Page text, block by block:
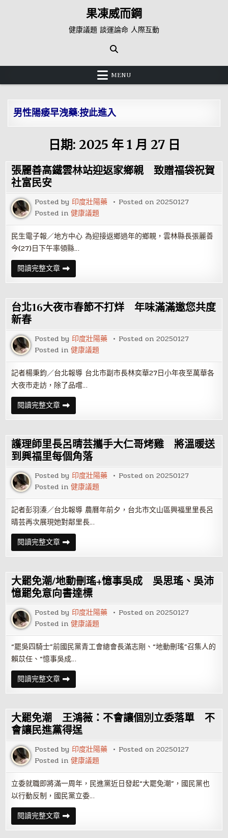
果凍威而鋼
健康議題 談運論命 人際互動
MENU
男性陽痿早洩藥:按此進入
日期: 2025 年 1 月 27 日
張麗善高鐵雲林站迎返家鄉親 致贈福袋祝賀
社富民安
Posted by 印度壯陽藥 Posted on20250127
Posted in健康議題
民生電子報／地方中心 為迎接返鄉過年的鄉親，雲林縣長張麗善
今(27)日下午率領縣…
閱讀完整文章張
麗
善
鐵
雲
林
返
家
鄉
親
致
贈
福
袋
祝
賀
社
富
民
台北16大夜市春節不打烊 年味滿滿邀您共度
新春
Posted by 印度壯陽藥 Posted on20250127
Posted in健康議題
記者楊秉鈞／台北報導 台北市副市長林奕華27日小年夜至萬華各
大夜市走訪，除了品嚐…
閱讀完整文章台
北
16
夜
市
春
節
不
打
烊
年
味
滿
滿
邀
您
共
度
新
春
護理師里長呂晴芸攜手大仁哥烤雞 將溫暖送
到興福里每個角落
Posted by 印度壯陽藥 Posted on20250127
Posted in健康議題
記者彭羽溱／台北報導 農曆年前夕，台北市文山區興福里里長呂
晴芸再次展現她對鄰里長…
閱讀完整文章護
理
師
長
呂
晴
芸
攜
手
大
仁
哥
烤
雞
將
溫
暖
送
到
興
福
個
角
落
大罷免潮/地動刪瑤+憶事吳成 吳思瑤、吳沛
憶罷免意向書達標
Posted by 印度壯陽藥 Posted on20250127
Posted in健康議題
“罷吳四騎士”前國民黨青工會總會長滿志剛、“地動刪瑤”召集人的
賴苡任、“憶事吳成…
閱讀完整文章大
罷
免
地
動
刪
瑤
+憶
事
吳
成
吳
思
瑤、
吳
沛
憶
罷
免
意
向
大罷免潮 王鴻薇：不會讓個別立委落單 不
會讓民進黨得逞
Posted by 印度壯陽藥 Posted on20250127
Posted in健康議題
立委就職即將滿一周年，民進黨近日發起“大罷免潮”，國民黨也
以行動反制，國民黨立委…
閱讀完整文章大
罷
免